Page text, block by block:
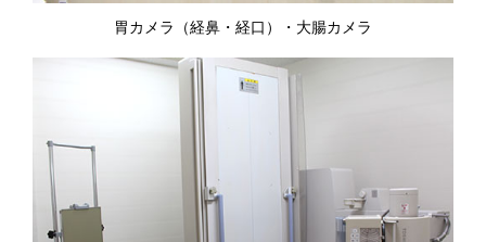
胃カメラ（経鼻・経口）・大腸カメラ